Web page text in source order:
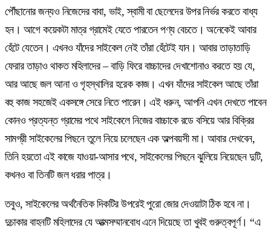
পৌঁছানোর জন্যও নিজেদের বাবা, ভাই, স্বামী বা ছেলেদের উপর নির্ভর করতে বাধ্য
হন। আগে কয়েকটা মাত্র গ্রামেই যেতে পারতেন পণ্য বেচতে। অনেকেই আবার
হেঁটে যেতেন। এখনও যাঁদের সাইকেল নেই তাঁরা হেঁটেই যান। আবার তাড়াতাড়ি
ফেরার তাড়াও থাকত মহিলাদের – বাড়ি ফিরে বাচ্চাদের দেখাশোনাও করতে হয় যে,
আর আছে জল আনা ও গৃহস্থালির হরেক কাজ। এখন যাঁদের সাইকেল আছে তাঁরা
বহু কাজ সহজেই একসঙ্গে সেরে নিতে পারেন। এই ধরুন, আপনি এখন দেখতে পাবেন
কোনও প্রত্যন্ত গ্রামের পথে সাইকেলে নিজের বাচ্চাকে রডে বসিয়ে আর বিক্রির
সামগ্রী সাইকেলের পিছনে তুলে নিয়ে চলেছেন এক অল্পবয়সী মা। আবার দেখবেন,
তিনি হয়তো এই কাজে যাওয়া-আসার পথে, সাইকেলের পিছনে ঝুলিয়ে নিয়েছেন দুটি,
কখনও বা তিনটি জল ধরার পাত্র।
তবুও, সাইকেলের অর্থনৈতিক দিকটির উপরেই পুরো জোর দেওয়াটা ঠিক হবে না।
দুচাকার বাহনটি মহিলাদের যে আত্মসম্মানবোধ এনে দিয়েছে তা খুবই গুরুত্বপূর্ণ। “এ